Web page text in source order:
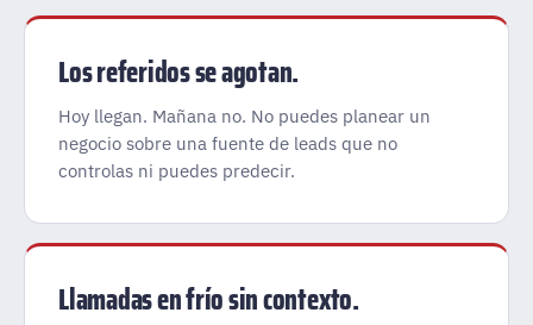
Los referidos se agotan.
Hoy llegan. Mañana no. No puedes planear un
negocio sobre una fuente de leads que no
controlas ni puedes predecir.
Llamadas en frío sin contexto.